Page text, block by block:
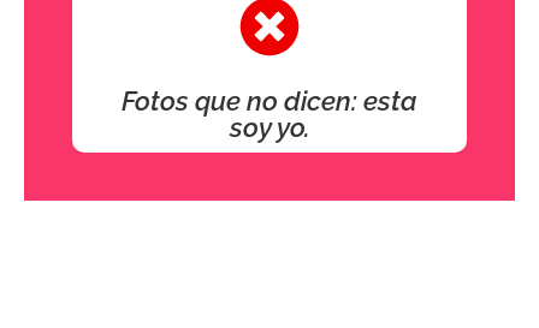
Fotos que no dicen: esta
soy yo.